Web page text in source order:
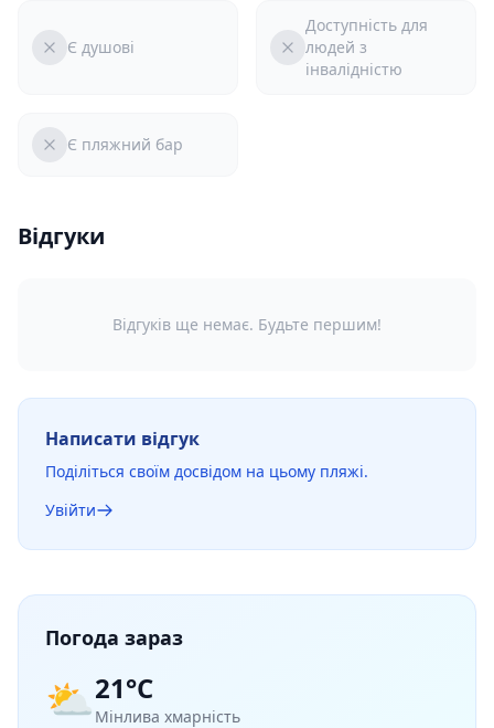
Є душові
Доступність для
людей з
інвалідністю
Є пляжний бар
Відгуки
Відгуків ще немає. Будьте першим!
Написати відгук
Поділіться своїм досвідом на цьому пляжі.
Увійти
Погода зараз
⛅21°C
Мінлива хмарність